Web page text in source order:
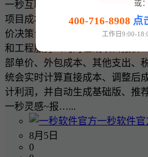
一秒互联 · 一秒灵感实用商业工
项目成本、利润和客户报价放进
价决策台是一款面向网站建设、
和工程服务公司的在线项目报价
部单价、外包成本、其他支出、
统会实时计算直接成本、调整后
计利润，并自动生成基础版、推
一秒灵感~报…...
一秒软件官
8月5日
0
或：
400-716-8908 点
工作日9:00-